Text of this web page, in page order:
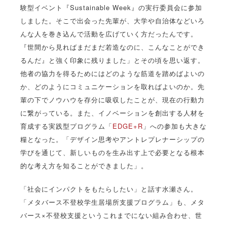
験型イベント『Sustainable Week』の実行委員会に参加
しました。そこで出会った先輩が、大学や自治体などいろ
んな人を巻き込んで活動を広げていく方だったんです。
『世間から見ればまだまだ若造なのに、こんなことができ
るんだ』と強く印象に残りました」とその頃を思い返す。
他者の協力を得るためにはどのような筋道を踏めばよいの
か、どのようにコミュニケーションを取ればよいのか。先
輩の下でノウハウを存分に吸収したことが、現在の行動力
に繋がっている。また、イノベーションを創出する人材を
育成する実践型プログラム「EDGE+R 」への参加も大きな
糧となった。「デザイン思考やアントレプレナーシップの
学びを通じて、新しいものを生み出す上で必要となる根本
的な考え方を知ることができました」。
「社会にインパクトをもたらしたい」と話す水瀬さん。
「メタバース不登校学生居場所支援プログラム」も、メタ
バース×不登校支援というこれまでにない組み合わせ、世